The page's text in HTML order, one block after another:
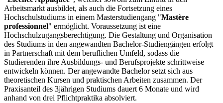
Arbeitsmarkt ausbildet, als auch die Fortsetzung eines
Hochschulstudiums in einem Masterstudiengang "Mastère
professionnel" ermöglicht. Voraussetzung ist eine
Hochschulzugangsberechtigung. Die Gestaltung und Organisation
des Studiums in den angewandten Bachelor-Studiengängen erfolgt
in Partnerschaft mit dem beruflichen Umfeld, sodass die
Studierenden ihre Ausbildungs- und Berufsprojekte schrittweise
entwickeln können. Der angewandte Bachelor setzt sich aus
theoretischen Kursen und praktischen Arbeiten zusammen. Der
Praxisanteil des 3jährigen Studiums dauert 6 Monate und wird
anhand von drei Pflichtpraktika absolviert.